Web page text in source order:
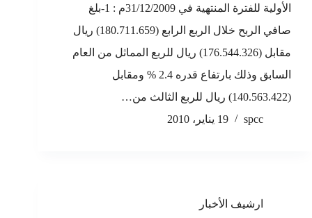
الأولية للفترة المنتهية في 31/12/2009م : 1-بلغ
صافي الربح خلال الربع الرابع (180.711.659) ريال
مقابل (176.544.326) ريال للربع المماثل من العام
السابق وذلك بارتفاع قدره 2.4 % ومقابل
(140.563.422) ريال للربع الثالث من…
spcc
19 يناير، 2010
ارشيف الأخبار